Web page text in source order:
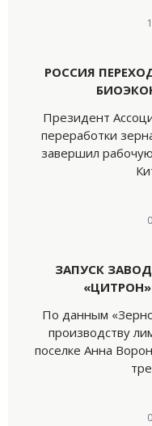
РОССИЯ
Президент
переработки
завершил
ЗАПУСК
По данным
производству
поселке Анна